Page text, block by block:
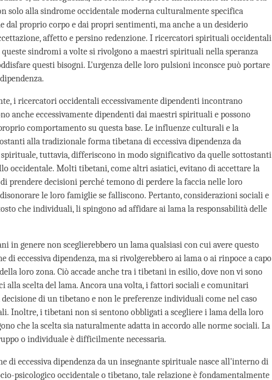
solo alla sindrome occidentale moderna culturalmente specifica
dal proprio corpo e dai propri sentimenti, ma anche a un desiderio
affetto e persino redenzione. I ricercatori spirituali occidentali
sindromi a volte si rivolgono a maestri spirituali nella speranza
questi bisogni. L'urgenza delle loro pulsioni inconsce può portare
i ricercatori occidentali eccessivamente dipendenti incontrano
anche eccessivamente dipendenti dai maestri spirituali e possono
comportamento su questa base. Le influenze culturali e la
alla tradizionale forma tibetana di eccessiva dipendenza da
tuttavia, differiscono in modo significativo da quelle sottostanti
occidentale. Molti tibetani, come altri asiatici, evitano di accettare la
prendere decisioni perché temono di perdere la faccia nelle loro
le loro famiglie se falliscono. Pertanto, considerazioni sociali e
che individuali, li spingono ad affidare ai lama la responsabilità delle
in genere non sceglierebbero un lama qualsiasi con cui avere questo
di eccessiva dipendenza, ma si rivolgerebbero ai lama o ai rinpoce a capo
loro zona. Ciò accade anche tra i tibetani in esilio, dove non vi sono
alla scelta del lama. Ancora una volta, i fattori sociali e comunitari
di un tibetano e non le preferenze individuali come nel caso
Inoltre, i tibetani non si sentono obbligati a scegliere i lama della loro
che la scelta sia naturalmente adatta in accordo alle norme sociali. La
o individuale è difficilmente necessaria.
di eccessiva dipendenza da un insegnante spirituale nasce all'interno di
psicologico occidentale o tibetano, tale relazione è fondamentalmente